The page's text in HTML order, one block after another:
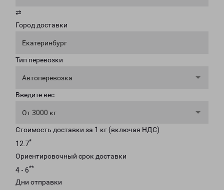
⇄
Город доставки
Екатеринбург
Тип перевозки
Автоперевозка
Введите вес
От 3000 кг
Стоимость доставки за 1 кг (включая НДС)
12.7*
Ориентировочный срок доставки
4 - 6**
Дни отправки